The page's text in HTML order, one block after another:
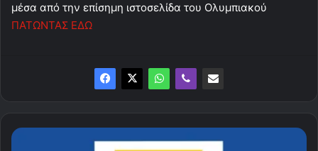
μέσα από την επίσημη ιστοσελίδα του Ολυμπιακού
ΠΑΤΩΝΤΑΣ ΕΔΩ
Η